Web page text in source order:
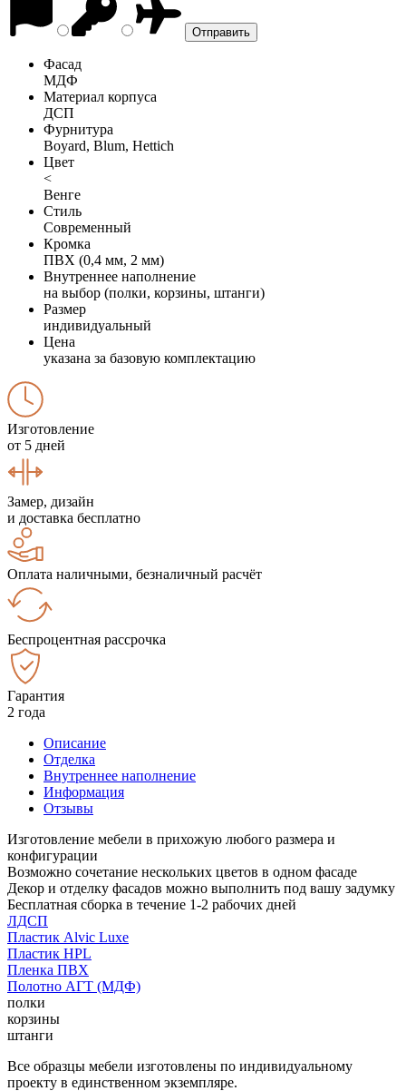
Фасад
МДФ
Материал корпуса
ДСП
Фурнитура
Boyard, Blum, Hettich
Цвет
<
Венге
Стиль
Современный
Кромка
ПВХ (0,4 мм, 2 мм)
Внутреннее наполнение
на выбор (полки, корзины, штанги)
Размер
индивидуальный
Цена
указана за базовую комплектацию
Изготовление
от 5 дней
Замер, дизайн
и доставка бесплатно
Оплата наличными, безналичный расчёт
Беспроцентная рассрочка
Гарантия
2 года
Описание
Отделка
Внутреннее наполнение
Информация
Отзывы
Изготовление мебели в прихожую любого размера и
конфигурации
Возможно сочетание нескольких цветов в одном фасаде
Декор и отделку фасадов можно выполнить под вашу задумку
Бесплатная сборка в течение 1-2 рабочих дней
ЛДСП
Пластик Alvic Luxe
Пластик HPL
Пленка ПВХ
Полотно АГТ (МДФ)
полки
корзины
штанги
Все образцы мебели изготовлены по индивидуальному
проекту в единственном экземпляре.